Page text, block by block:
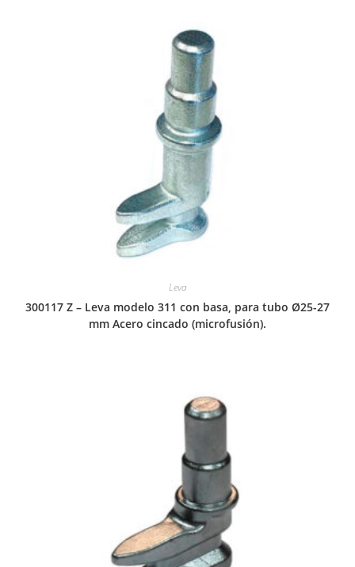
Leva
300117 Z – Leva modelo 311 con basa, para tubo Ø25-27
mm Acero cincado (microfusión).